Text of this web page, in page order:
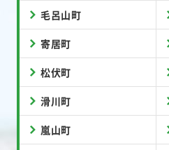
毛呂山町
寄居町
松伏町
滑川町
嵐山町